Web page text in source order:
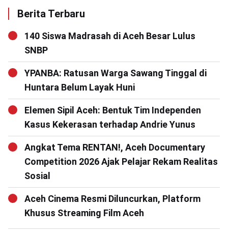
Berita Terbaru
140 Siswa Madrasah di Aceh Besar Lulus
SNBP
YPANBA: Ratusan Warga Sawang Tinggal di
Huntara Belum Layak Huni
Elemen Sipil Aceh: Bentuk Tim Independen
Kasus Kekerasan terhadap Andrie Yunus
Angkat Tema RENTAN!, Aceh Documentary
Competition 2026 Ajak Pelajar Rekam Realitas
Sosial
Aceh Cinema Resmi Diluncurkan, Platform
Khusus Streaming Film Aceh